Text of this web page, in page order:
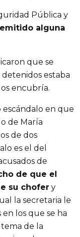
Pública y
alguna
que se
estaba
encubría.
escándalo en que
de María
de dos
es el del
de
de que el
su chofer y
la secretaria le
en los que se ha
de la